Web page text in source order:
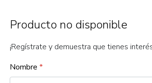
Producto no disponible
¡Regístrate y demuestra que tienes
Nombre *